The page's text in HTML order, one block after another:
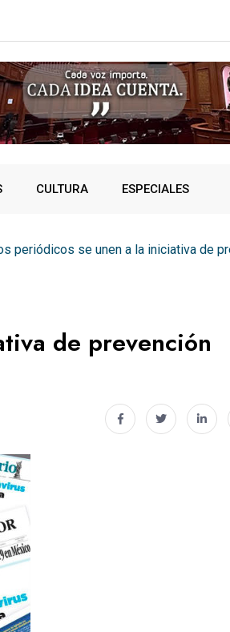
¿VIVES AL
CULTURA ESPECIALES
periódicos se unen a la iniciativa de
de prevención